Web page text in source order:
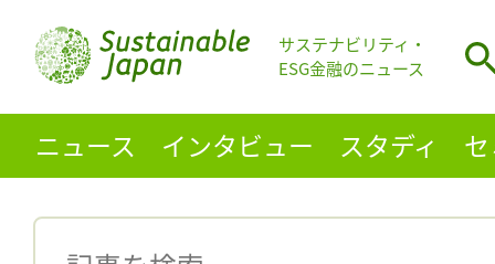
サステナビリティ・
ESG金融のニュース
ニュース インタビュー スタディ